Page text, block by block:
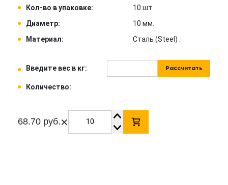
Кол-во в упаковке:
10 шт.
Диаметр:
10 мм.
Материал:
Сталь (Steel) .
Введите вес в кг: Рассчитать
Количество:
68.70 руб.×